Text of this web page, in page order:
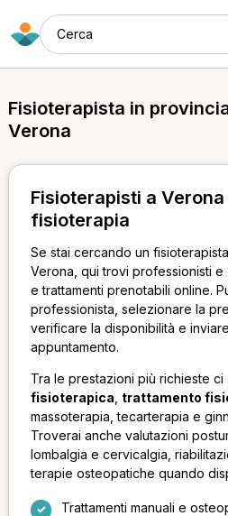
Cerca
Fisioterapista in
Verona
Fisioterapisti a
fisioterapia
Se stai cercando un
Verona, qui trovi professionisti
e trattamenti prenotabili online.
professionista, selezionare la
verificare la disponibilità e
appuntamento.
Tra le prestazioni più richieste ci
fisioterapica trattamento
massoterapia, tecarterapia e
Troverai anche valutazioni
lombalgia e cervicalgia,
terapie osteopatiche quando
Trattamenti manuali e